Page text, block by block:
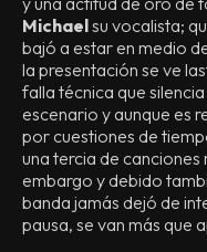
Michaelsu vocalista;
bajó a estar en medio
la presentación se ve
falla técnica que
escenario y aunque es
por cuestiones de
una tercia de
embargo y debido
banda jamás dejó de
pausa, se van más que